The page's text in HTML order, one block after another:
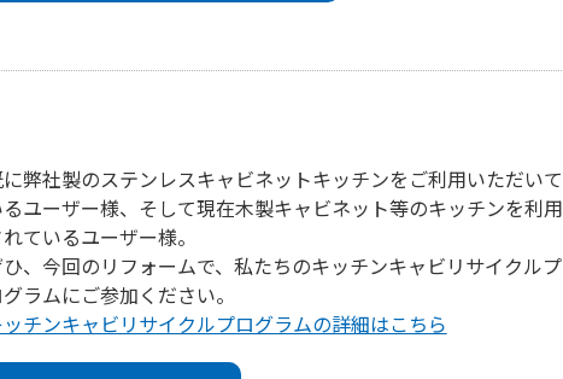
弊社製のステンレスキャビネットキッチンをご利用いただいて
るユーザー様、そして現在木製キャビネット等のキッチンを利用
ているユーザー様。
、今回のリフォームで、私たちのキッチンキャビリサイクルプ
ラムにご参加ください。
チンキャビリサイクルプログラムの詳細はこちら